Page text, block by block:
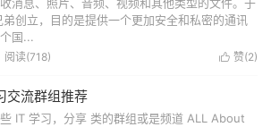
创立，目的是提供一个更加安全和私密的通讯
国...
 赞(2)
阅读(718)
交流群组推荐
IT 学习，分享 类的群组或是频道 ALL About